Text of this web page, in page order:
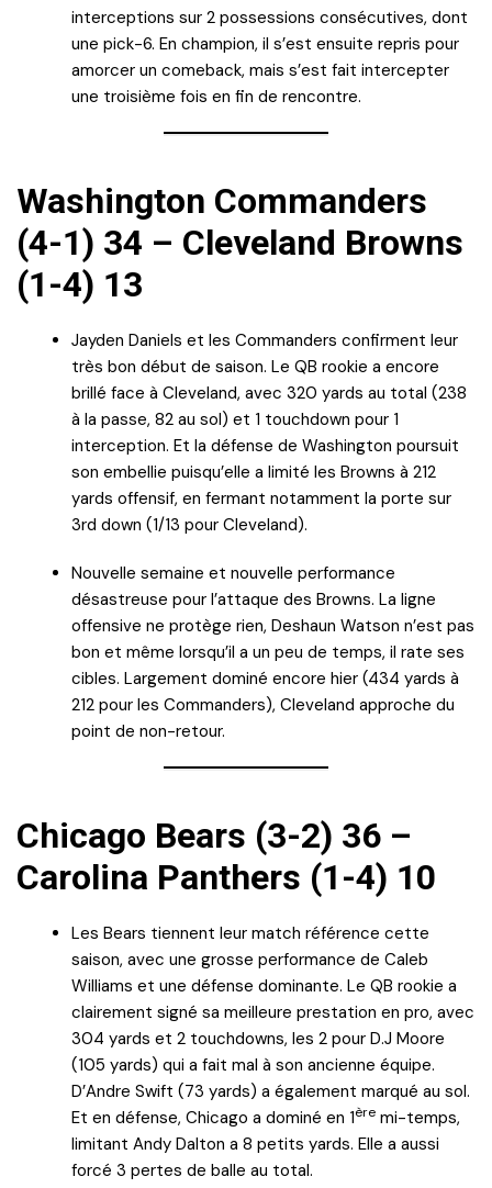
interceptions sur 2 possessions consécutives, dont
une pick-6. En champion, il s’est ensuite repris pour
amorcer un comeback, mais s’est fait intercepter
une troisième fois en fin de rencontre.
Washington Commanders
(4-1) 34 – Cleveland Browns
(1-4) 13
Jayden Daniels et les Commanders confirment leur
très bon début de saison. Le QB rookie a encore
brillé face à Cleveland, avec 320 yards au total (238
à la passe, 82 au sol) et 1 touchdown pour 1
interception. Et la défense de Washington poursuit
son embellie puisqu’elle a limité les Browns à 212
yards offensif, en fermant notamment la porte sur
3rd down (1/13 pour Cleveland).
Nouvelle semaine et nouvelle performance
désastreuse pour l’attaque des Browns. La ligne
offensive ne protège rien, Deshaun Watson n’est pas
bon et même lorsqu’il a un peu de temps, il rate ses
cibles. Largement dominé encore hier (434 yards à
212 pour les Commanders), Cleveland approche du
point de non-retour.
Chicago Bears (3-2) 36 –
Carolina Panthers (1-4) 10
Les Bears tiennent leur match référence cette
saison, avec une grosse performance de Caleb
Williams et une défense dominante. Le QB rookie a
clairement signé sa meilleure prestation en pro, avec
304 yards et 2 touchdowns, les 2 pour D.J Moore
(105 yards) qui a fait mal à son ancienne équipe.
D’Andre Swift (73 yards) a également marqué au sol.
Et en défense, Chicago a dominé en 1ère mi-temps,
limitant Andy Dalton a 8 petits yards. Elle a aussi
forcé 3 pertes de balle au total.